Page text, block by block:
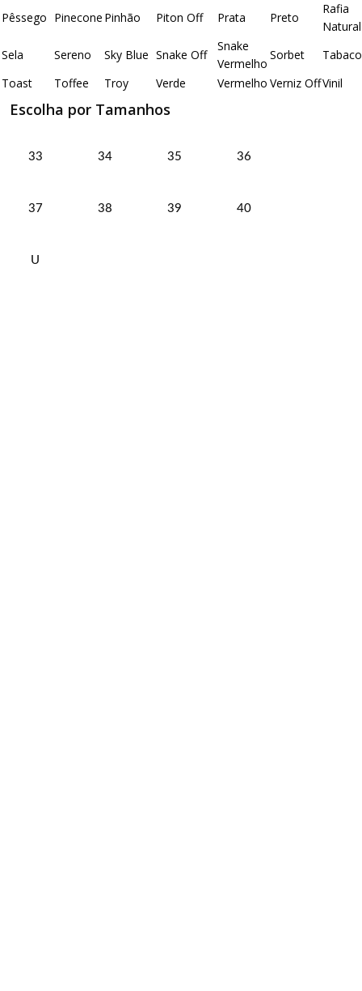
Pêssego Pinecone Pinhão Piton Off Prata Preto
Rafia
Natural
Sela
Sereno Sky Blue Snake Off
Snake
Vermelho
Sorbet
Tabaco
Toast
Toffee Troy Verde Vermelho Verniz OffVinil
Escolha por Tamanhos
33 34 35 36
37 38 39 40
U